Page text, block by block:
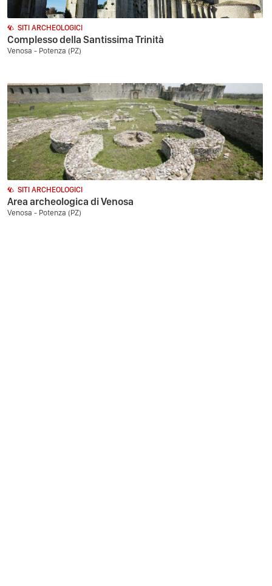
SITI ARCHEOLOGICI
Complesso della Santissima Trinità
Venosa - Potenza (PZ)
SITI ARCHEOLOGICI
Area archeologica di Venosa
Venosa - Potenza (PZ)